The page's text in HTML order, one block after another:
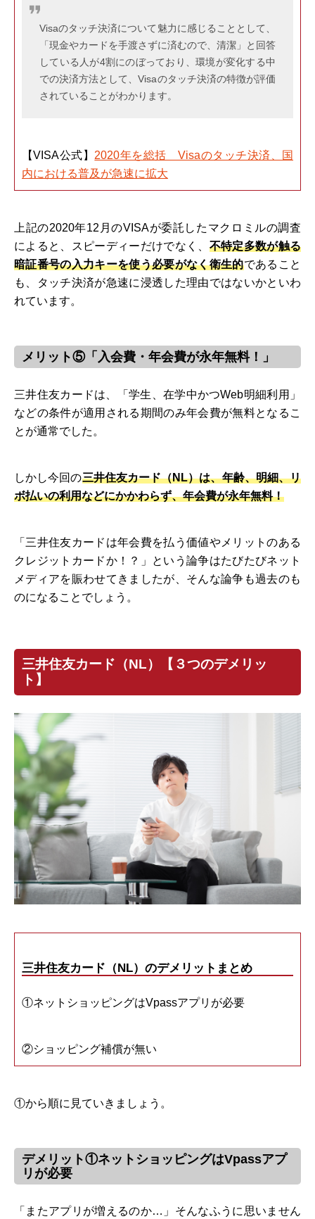
Visaのタッチ決済について魅力に感じることとして、
「現金やカードを手渡さずに済むので、清潔」と回答
している人が4割にのぼっており、環境が変化する中
での決済方法として、Visaのタッチ決済の特徴が評価
されていることがわかります。
【VISA公式】 2020年を総括 Visaのタッチ決済、国
内における普及が急速に拡大
上記の2020年12月のVISAが委託したマクロミルの調査
によると、スピーディーだけでなく、 不特定多数が触る
暗証番号の入力キーを使う必要がなく衛生的であること
も、タッチ決済が急速に浸透した理由ではないかといわ
れています。
メリット⑤「入会費・年会費が永年無料！」
三井住友カードは、「学生、在学中かつWeb明細利用」
などの条件が適用される期間のみ年会費が無料となるこ
とが通常でした。
しかし今回の三井住友カード（NL）は、年齢、明細、リ
ボ払いの利用などにかかわらず、年会費が永年無料！
「三井住友カードは年会費を払う価値やメリットのある
クレジットカードか！？」という論争はたびたびネット
メディアを賑わせてきましたが、そんな論争も過去のも
のになることでしょう。
三井住友カード（NL）【３つのデメリッ
ト】
三井住友カード（NL）のデメリットまとめ
①ネットショッピングはVpassアプリが必要
②ショッピング補償が無い
①から順に見ていきましょう。
デメリット①ネットショッピングはVpassアプ
リが必要
「またアプリが増えるのか…」そんなふうに思いません